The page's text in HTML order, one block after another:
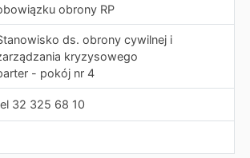
obrony RP
ds. obrony cywilnej i
kryzysowego
- pokój nr 4
32 325 68 10